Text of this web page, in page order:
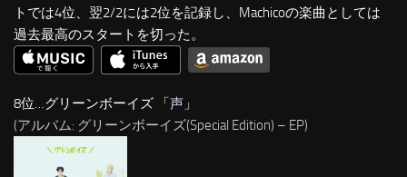
トでは4位、翌2/2には2位を記録し、Machicoの楽曲としては
過去最高のスタートを切った。
8位…グリーンボーイズ 「声 」
(アルバム: グリーンボーイズ(Special Edition) – EP)